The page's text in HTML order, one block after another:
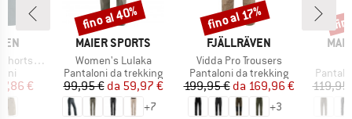
Curved
prodotti
ridotto
€
MARCHIO
MAIER SPORTS
Articolo
Women's Lulaka
Gruppo di prodotti
Pantaloni da trekking
Prezzo
99,95 € Prezzo ridotto
da 59,97 €
+7
Sconto
fino al 40%
MARCHIO
FJÄLLRÄVEN
Articolo
Vidda Pro Trousers
Gruppo di prodotti
Pantaloni da trekking
Prezzo
199,95 € Prezzo ridotto
da 169,96 €
+3
Sconto
fino al 17%
119,95